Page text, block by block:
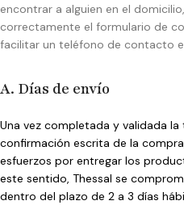
encontrar a alguien en el
correctamente el formulario de
facilitar un teléfono de contacto
A. Días de envío
Una vez completada y validada
confirmación escrita de la
esfuerzos por entregar los
este sentido, Thessal se
dentro del plazo de 2 a 3 días